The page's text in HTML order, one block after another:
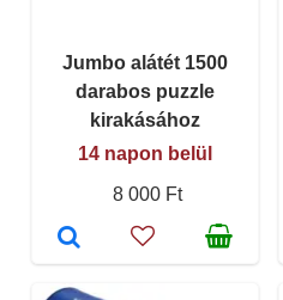
Jumbo alátét 1500
darabos puzzle
kirakásához
14 napon belül
8 000 Ft